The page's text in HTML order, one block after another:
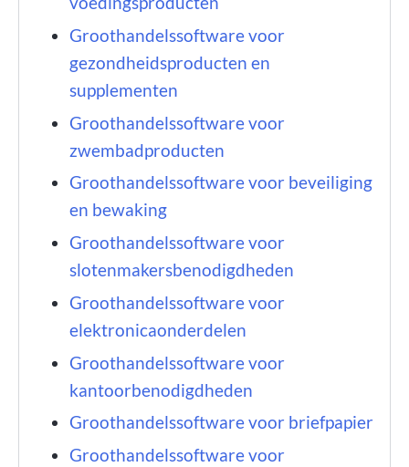
Groothandelssoftware voor
gezondheidsproducten en
supplementen
Groothandelssoftware voor
zwembadproducten
Groothandelssoftware voor beveiliging
en bewaking
Groothandelssoftware voor
slotenmakersbenodigdheden
Groothandelssoftware voor
elektronicaonderdelen
Groothandelssoftware voor
kantoorbenodigdheden
Groothandelssoftware voor briefpapier
Groothandelssoftware voor